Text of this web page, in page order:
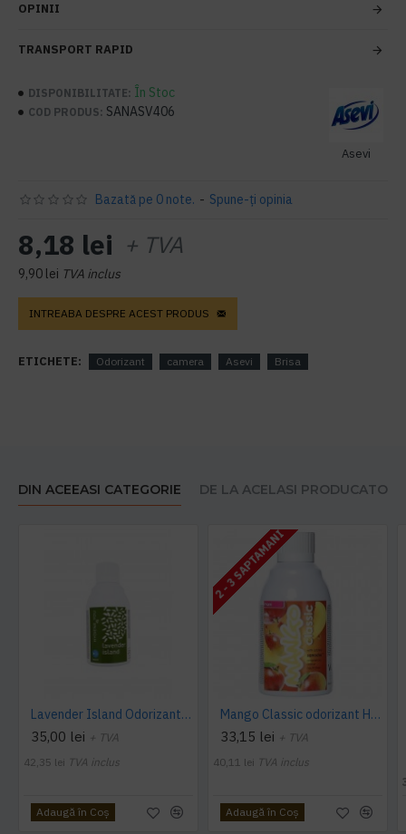
OPINII
TRANSPORT RAPID
DISPONIBILITATE: În Stoc
COD PRODUS: SANASV406
Asevi
Bazată pe 0 note. - Spune-ţi opinia
8,18 lei + TVA
9,90 lei TVA inclus
INTREABA DESPRE ACEST PRODUS
ETICHETE: Odorizant camera Asevi Brisa
DIN ACEEASI CATEGORIE DE LA ACELASI PRODUCATOR
Lavender Island Odorizant Maxi 243ml Hygiene4You
35,00 lei + TVA
42,35 lei TVA inclus
Adaugă în Coş
2 - 3 SAPTAMANI
Mango Classic odorizant Hygiene 4 You
33,15 lei + TVA
40,11 lei TVA inclus
Adaugă în Coş